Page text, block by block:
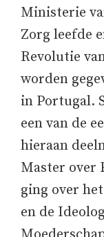
Ministerie
Zorg leefde
Revolutie
worden
in Portugal.
een van de
hieraan
Master over
ging over
en de